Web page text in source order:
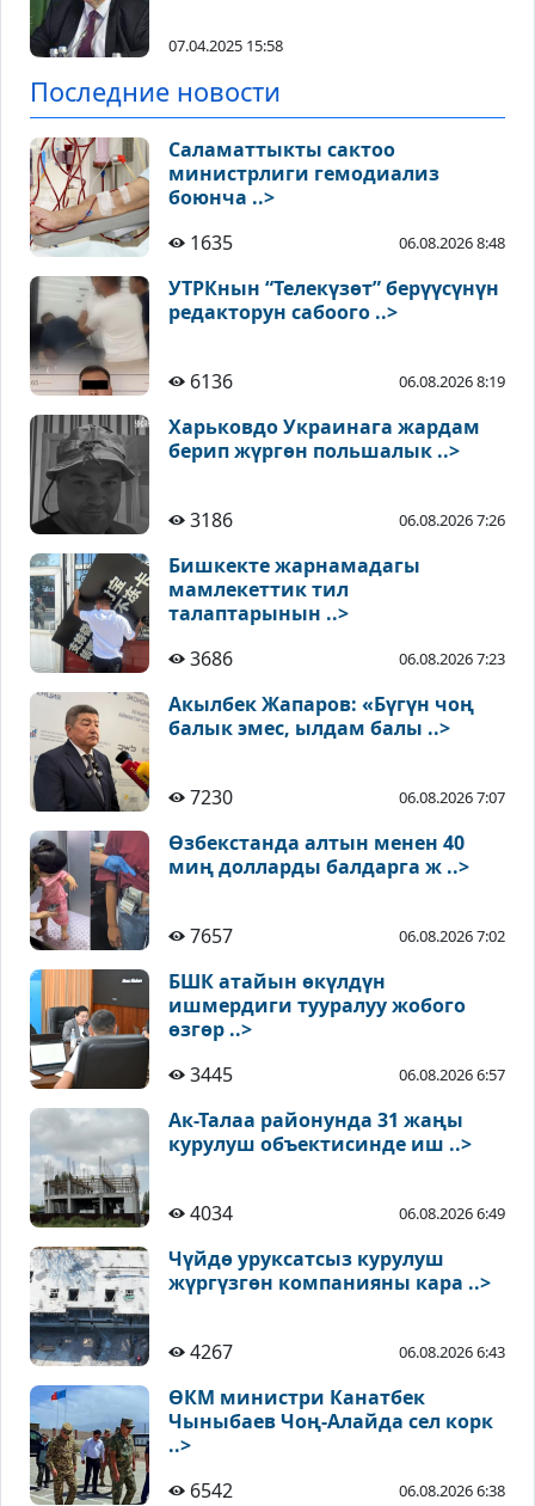
07.04.2025 15:58
Последние новости
Саламаттыкты сактоо
министрлиги гемодиализ
боюнча ..>
1635
06.08.2026 8:48
УТРКнын “Телекүзөт” берүүсүнүн
редакторун сабоого ..>
6136 06.08.2026 8:19
Харьковдо Украинага жардам
берип жүргөн польшалык ..>
3186 06.08.2026 7:26
Бишкекте жарнамадагы
мамлекеттик тил
талаптарынын ..>
3686
06.08.2026 7:23
Акылбек Жапаров: «Бүгүн чоң
балык эмес, ылдам балы ..>
7230 06.08.2026 7:07
Өзбекстанда алтын менен 40
миң долларды балдарга ж ..>
7657 06.08.2026 7:02
БШК атайын өкүлдүн
ишмердиги тууралуу жобого
өзгөр ..>
3445
06.08.2026 6:57
Ак-Талаа районунда 31 жаңы
курулуш объектисинде иш ..>
4034 06.08.2026 6:49
Чүйдө уруксатсыз курулуш
жүргүзгөн компанияны кара ..>
4267 06.08.2026 6:43
ӨКМ министри Канатбек
Чыныбаев Чоң-Алайда сел корк
..>
6542
06.08.2026 6:38